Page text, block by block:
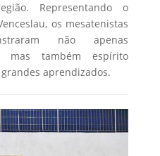
Representando o
os mesatenistas
não apenas
mas também espírito
aprendizados.